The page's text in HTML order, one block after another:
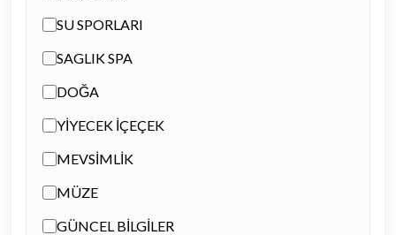
SU SPORLARI
SAGLIK SPA
DOĞA
YİYECEK İÇEÇEK
MEVSİMLİK
MÜZE
GÜNCEL BİLGİLER